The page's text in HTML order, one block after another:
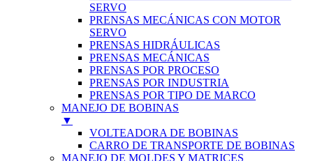
SERVO
PRENSAS MECÁNICAS CON MOTOR
SERVO
PRENSAS HIDRÁULICAS
PRENSAS MECÁNICAS
PRENSAS POR PROCESO
PRENSAS POR INDUSTRIA
PRENSAS POR TIPO DE MARCO
MANEJO DE BOBINAS
▼
VOLTEADORA DE BOBINAS
CARRO DE TRANSPORTE DE BOBINAS
MANEJO DE MOLDES Y MATRICES